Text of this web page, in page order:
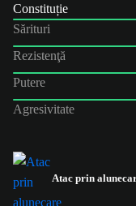
Constituție
Sărituri
Rezistenţă
Putere
Agresivitate
Atac prin